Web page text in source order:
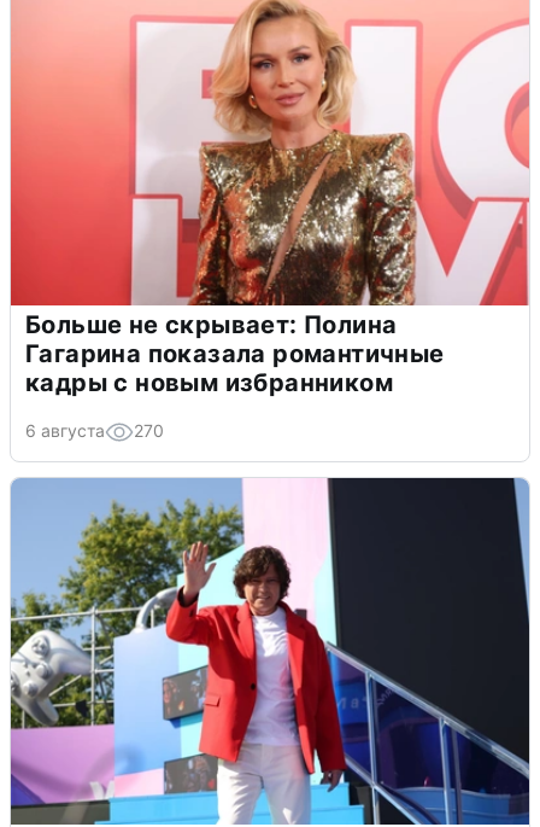
Больше не скрывает: Полина
Гагарина показала романтичные
кадры с новым избранником
6 августа 270